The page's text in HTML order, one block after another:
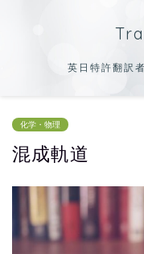
英日特許翻訳
化学・物理
混成軌道